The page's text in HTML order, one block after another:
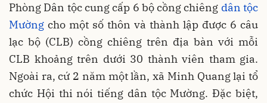
Phòng Dân tộc cung cấp 6 bộ cồng chiêng dân tộc
Mường cho một số thôn và thành lập được 6 câu
lạc bộ (CLB) cồng chiêng trên địa bàn với mỗi
CLB khoảng trên dưới 30 thành viên tham gia.
Ngoài ra, cứ 2 năm một lần, xã Minh Quang lại tổ
chức Hội thi nói tiếng dân tộc Mường. Đặc biệt,